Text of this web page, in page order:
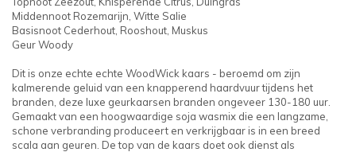
Middennoot Rozemarijn, Witte Salie
Basisnoot Cederhout, Rooshout, Muskus
Geur Woody
Dit is onze echte echte WoodWick kaars - beroemd om zijn
kalmerende geluid van een knapperend haardvuur tijdens het
branden, deze luxe geurkaarsen branden ongeveer 130-180 uur.
Gemaakt van een hoogwaardige soja wasmix die een langzame,
schone verbranding produceert en verkrijgbaar is in een breed
scala aan geuren. De top van de kaars doet ook dienst als